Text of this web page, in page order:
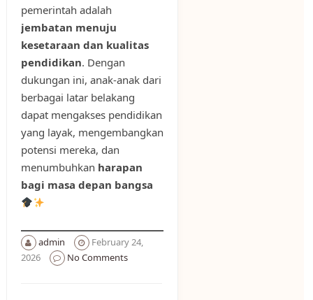
pemerintah adalah
jembatan menuju
kesetaraan dan kualitas
pendidikan. Dengan
dukungan ini, anak-anak dari
berbagai latar belakang
dapat mengakses pendidikan
yang layak, mengembangkan
potensi mereka, dan
menumbuhkan harapan
bagi masa depan bangsa
admin
February 24,
2026
No Comments